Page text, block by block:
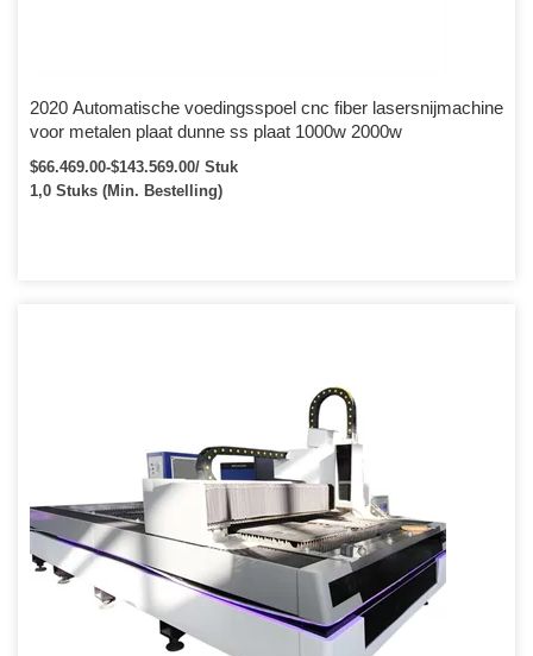
2020 Automatische voedingsspoel cnc fiber lasersnijmachine
voor metalen plaat dunne ss plaat 1000w 2000w
$66.469.00-$143.569.00/ Stuk
1,0 Stuks (Min. Bestelling)